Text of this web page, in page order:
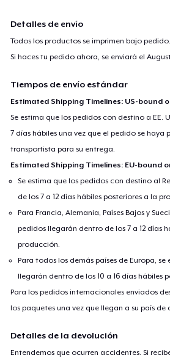
Detalles de envío
Todos los productos se imprimen bajo pedido.
Si haces tu pedido ahora, se enviará el
Tiempos de envío estándar
Estimated Shipping Timelines: US-bound
Se estima que los pedidos con destino a EE.
7 días hábiles una vez que el pedido se
transportista para su entrega.
Estimated Shipping Timelines: EU-bound
Se estima que los pedidos con destino al
de los 7 a 12 días hábiles posteriores a la
Para Francia, Alemania, Países Bajos y
pedidos llegarán dentro de los 7 a 12 días
producción.
Para todos los demás países de Europa,
llegarán dentro de los 10 a 16 días hábiles
Para los pedidos internacionales enviados
los paquetes una vez que llegan a su país de
Detalles de la devolución
Entendemos que ocurren accidentes. Si